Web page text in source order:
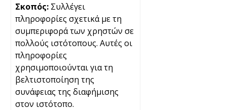
Συλλέγει
πληροφορίες σχετικά με τη
συμπεριφορά των χρηστών σε
πολλούς ιστότοπους. Αυτές οι
πληροφορίες
χρησιμοποιούνται για τη
βελτιστοποίηση της
συνάφειας της διαφήμισης
στον ιστότοπο.